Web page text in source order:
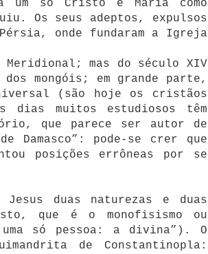
um só Cristo e Maria como
Os seus adeptos, expulsos
onde fundaram a Igreja
mas do século XIV
mongóis; em grande parte,
(são hoje os cristãos
dias muitos estudiosos têm
que parece ser autor de
Damasco”: pode-se crer que
posições errôneas por se
duas naturezas e duas
que é o monofisismo ou
só pessoa: a divina”). O
de Constantinopla: